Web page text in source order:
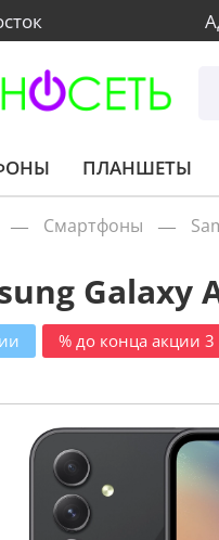
ПЛАНШЕТЫ
Смартфоны
% до конца акции 3
Galaxy